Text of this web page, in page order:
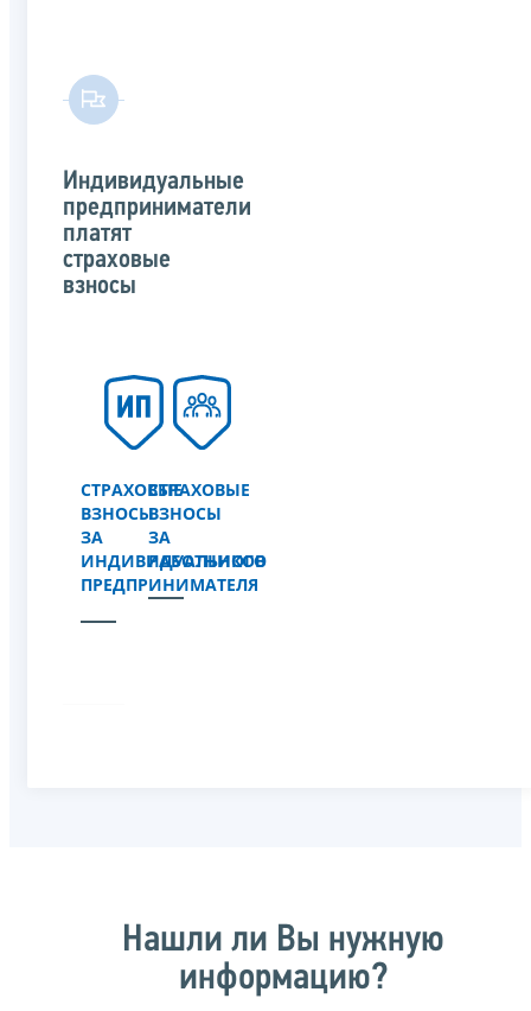
Индивидуальные
предприниматели
платят
страховые
взносы
СТРАХОВЫЕ
ВЗНОСЫ
ЗА
ИНДИВИДУАЛЬНОГО
ПРЕДПРИНИМАТЕЛЯ
СТРАХОВЫЕ
ВЗНОСЫ
ЗА
РАБОТНИКОВ
Нашли ли Вы нужную
информацию?